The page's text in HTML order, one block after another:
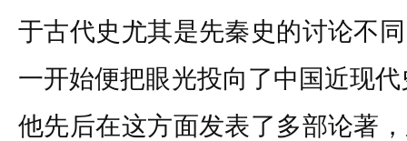
于古代史尤其是先秦史的讨论不
一开始便把眼光投向了中国近现
他先后在这方面发表了多部论著